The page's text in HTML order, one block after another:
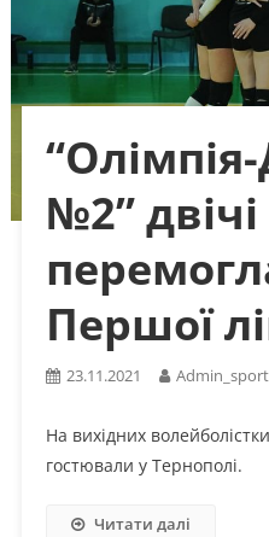
№2” двічі
Першої
23.11.2021 Admin_sport
На вихідних
гостювали у Тернополі.
Читати далі